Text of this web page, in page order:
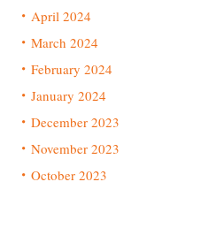
April 2024
March 2024
February 2024
January 2024
December 2023
November 2023
October 2023